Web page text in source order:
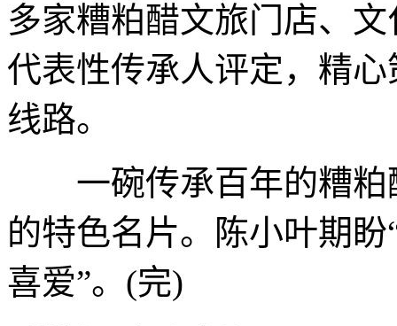
多家糟粕醋文旅门店、
代表性传承人评定，精
线路。
一碗传承百年的糟粕
的特色名片。陈小叶期
喜爱”。(完)